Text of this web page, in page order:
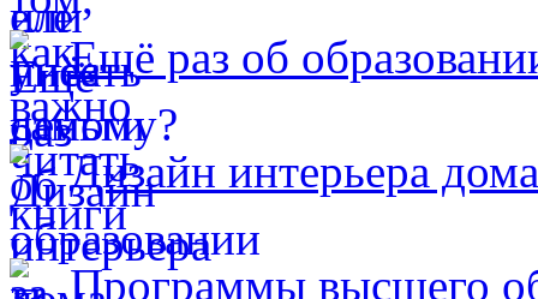
Ещё раз об
Дизайн интерьера дома
Программы высшего